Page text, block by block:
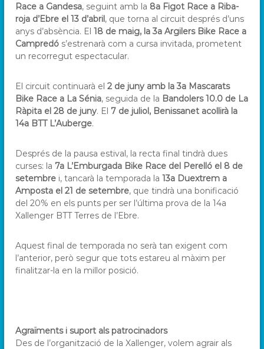
Race a Gandesa, seguint amb la 8a Figot Race a Riba-
roja d’Ebre el 13 d’abril, que torna al circuit després d’uns
anys d’absència. El18 de maig, la 3a Argilers Bike Race a
Campredó s’estrenarà com a cursa invitada, prometent
un recorregut espectacular.
El circuit continuarà el2 de juny amb la 3a Mascarats
Bike Race a La Sénia, seguida de la Bandolers 10.0 de La
Ràpita el 28 de juny. El 7 de juliol, Benissanet acollirà la
14a BTT L’Auberge.
Després de la pausa estival, la recta final tindrà dues
curses: la 7a L’Emburgada Bike Race del Perelló el 8 de
setembre i, tancarà la temporada la13a Duextrem a
Amposta el 21 de setembre, que tindrà una bonificació
del 20% en els punts per ser l’última prova de la 14a
Xallenger BTT Terres de l’Ebre.
Aquest final de temporada no serà tan exigent com
l’anterior, però segur que tots estareu al màxim per
finalitzar-la en la millor posició.
Agraïments i suport als patrocinadors
Des de l’organització de la Xallenger, volem agrair als